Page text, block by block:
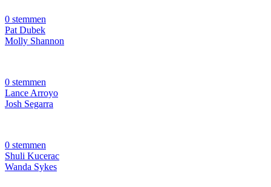
0 stemmen
Pat Dubek
Molly Shannon
0 stemmen
Lance Arroyo
Josh Segarra
0 stemmen
Shuli Kucerac
Wanda Sykes